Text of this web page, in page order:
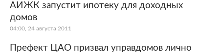
АИЖК запустит ипотеку для доходных
домов
04:00, 24 августа 2011
Префект ЦАО призвал управдомов лично